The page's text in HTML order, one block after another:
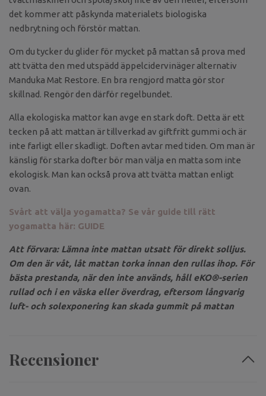
det kommer att påskynda materialets biologiska
nedbrytning och förstör mattan.
Om du tycker du glider för mycket på mattan så prova med
att tvätta den med utspädd äppelcidervinäger alternativ
Manduka Mat Restore. En bra rengjord matta gör stor
skillnad. Rengör den därför regelbundet.
Alla ekologiska mattor kan avge en stark doft. Detta är ett
tecken på att mattan är tillverkad av giftfritt gummi och är
inte farligt eller skadligt. Doften avtar med tiden. Om man är
känslig för starka dofter bör man välja en matta som inte
ekologisk. Man kan också prova att tvätta mattan enligt
ovan.
Svårt att välja yogamatta? Se vår guide till rätt
yogamatta här: GUIDE
Att förvara: Lämna inte mattan utsatt för direkt solljus.
Om den är våt, låt mattan torka innan den rullas ihop. För
bästa prestanda, när den inte används, håll eKO®-serien
rullad och i en väska eller överdrag, eftersom långvarig
luft- och solexponering kan skada gummit på mattan
Recensioner